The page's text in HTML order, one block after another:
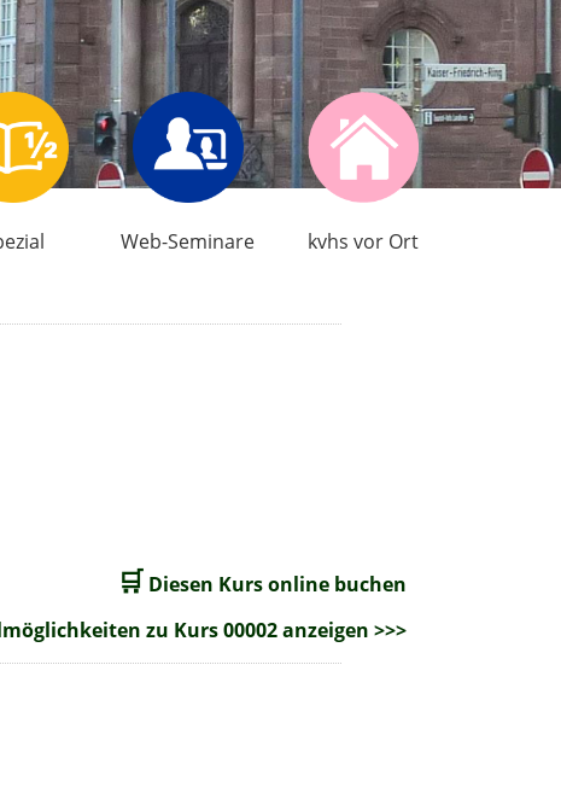
Web-Seminare kvhs vor Ort
🛒 Diesen Kurs online buchen
zu Kurs 00002 anzeigen >>>